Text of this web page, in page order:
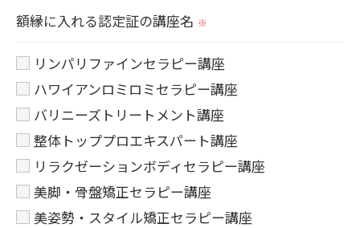
額縁に入れる認定証の講座名 ※
リンパリファインセラピー講座
ハワイアンロミロミセラピー講座
バリニーズトリートメント講座
整体トッププロエキスパート講座
リラクゼーションボディセラピー講座
美脚・骨盤矯正セラピー講座
美姿勢・スタイル矯正セラピー講座